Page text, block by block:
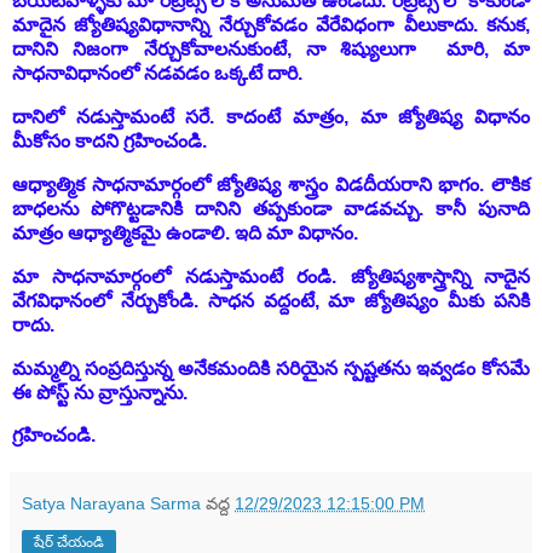
మాదైన జ్యోతిష్యవిధానాన్ని నేర్చుకోవడం వేరేవిధంగా వీలుకాదు. కనుక,
దానిని నిజంగా నేర్చుకోవాలనుకుంటే, నా శిష్యులుగా మారి, మా
సాధనావిధానంలో నడవడం ఒక్కటే దారి.
దానిలో నడుస్తామంటే సరే. కాదంటే మాత్రం, మా జ్యోతిష్య విధానం
మీకోసం కాదని గ్రహించండి.
ఆధ్యాత్మిక సాధనామార్గంలో జ్యోతిష్య శాస్త్రం విడదీయరాని భాగం. లౌకిక
బాధలను పోగొట్టడానికి దానిని తప్పకుండా వాడవచ్చు. కానీ పునాది
మాత్రం ఆధ్యాత్మికమై ఉండాలి. ఇది మా విధానం.
మా సాధనామార్గంలో నడుస్తామంటే రండి. జ్యోతిష్యశాస్త్రాన్ని నాదైన
వేగవిధానంలో నేర్చుకోండి. సాధన వద్దంటే, మా జ్యోతిష్యం మీకు పనికి
రాదు.
మమ్మల్ని సంప్రదిస్తున్న అనేకమందికి సరియైన స్పష్టతను ఇవ్వడం కోసమే
ఈ పోస్ట్ ను వ్రాస్తున్నాను.
గ్రహించండి.
Satya Narayana Sarma వద్ద 12/29/2023 12:15:00 PM
షేర్ చేయండి